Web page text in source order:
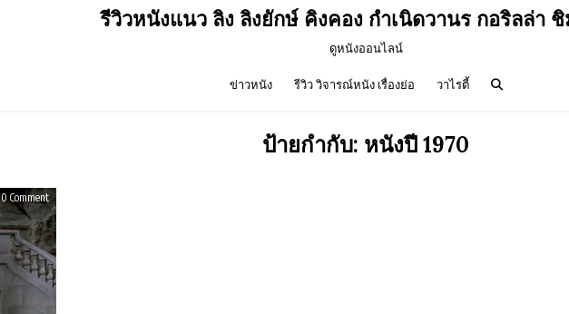
รีวิวหนังแนว ลิง ลิงยักษ์ คิงคอง กำเนิดวานร กอริลล่า
ดูหนังออนไลน์
ข่าวหนัง รีวิว วิจารณ์หนัง เรื่องย่อ วาไรตี้
ป้ายกำกับ: หนังปี 1970
0 Commenton
รีวิว
Beneath
the
Planet
of
the
Apes
(1970)